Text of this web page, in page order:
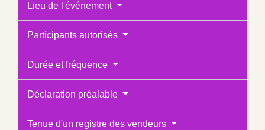
Lieu de l'événement
Participants autorisés
Durée et fréquence
Déclaration préalable
Tenue d'un registre des vendeurs